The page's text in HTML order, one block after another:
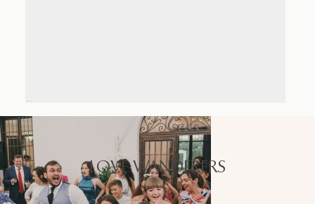
LOVE WANDERERS